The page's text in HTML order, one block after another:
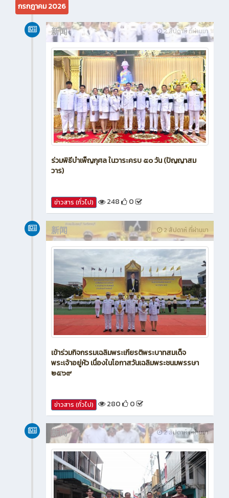
กรกฎาคม 2026
2 สัปดาห์ ที่ผ่านมา
新闻
ร่วมพิธีบำเพ็ญกุศล ในวาระครบ ๕๐ วัน (ปัญญาสม
วาร)
ข่าวสาร (ทั่วไป) 248 0
2 สัปดาห์ ที่ผ่านมา
新闻
เข้าร่วมกิจกรรมเฉลิมพระเกียรติพระบาทสมเด็จ
พระเจ้าอยู่หัว เนื่องในโอกาสวันเฉลิมพระชนมพรรษา
๒๕๖๙
ข่าวสาร (ทั่วไป) 280 0
2 สัปดาห์ ที่ผ่านมา
新闻